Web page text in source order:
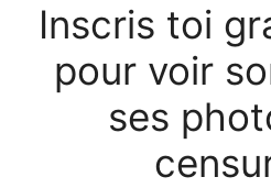
Inscris toi
pour voir
ses